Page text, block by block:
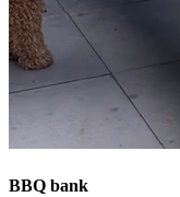
BBQ bank